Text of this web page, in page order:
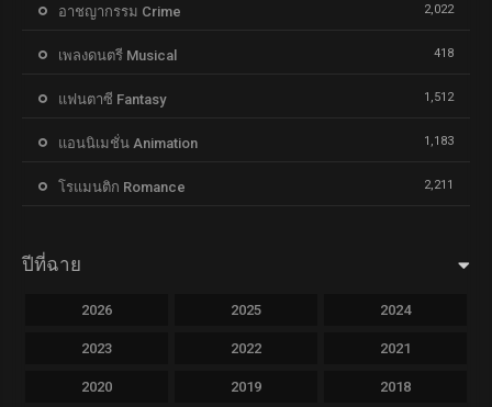
อาชญากรรม Crime 2,022
เพลงดนตรี Musical 418
แฟนตาซี Fantasy 1,512
แอนนิเมชั่น Animation 1,183
โรแมนติก Romance 2,211
ปีที่ฉาย
2026 2025 2024
2023 2022 2021
2020 2019 2018